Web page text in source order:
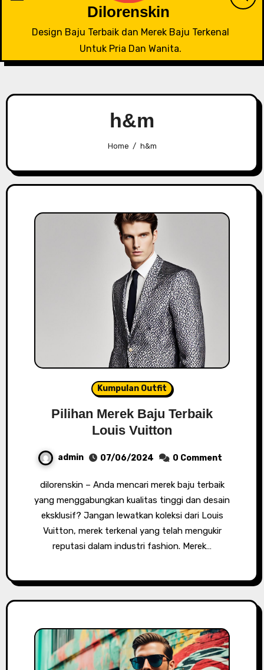
Dilorenskin
Design Baju Terbaik dan Merek Baju Terkenal
Untuk Pria Dan Wanita.
h&m
Home h&m
Kumpulan Outfit
Pilihan Merek Baju Terbaik
Louis Vuitton
admin 07/06/2024 0 Comment
dilorenskin – Anda mencari merek baju terbaik
yang menggabungkan kualitas tinggi dan desain
eksklusif? Jangan lewatkan koleksi dari Louis
Vuitton, merek terkenal yang telah mengukir
reputasi dalam industri fashion. Merek…